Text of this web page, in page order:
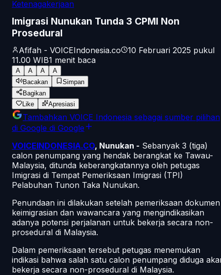
Ketenagakerjaan
Imigrasi Nunukan Tunda 3 CPMI Non
Prosedural
Afifah - VOICEIndonesia.co
10 Februari 2025 pukul
11.00 WIB1 menit baca
A A A
A
Bacakan
Simpan
Bagikan
Like
Apresiasi
Tambahkan VOICE Indonesia sebagai sumber pilihan
di Google di Google
VOICEINDONESIA.CO, Nunukan - Sebanyak 3 (tiga)
calon penumpang yang hendak berangkat ke Tawau-
Malaysia, ditunda keberangkatannya oleh petugas
Imigrasi di Tempat Pemeriksaan Imigrasi (TPI)
Pelabuhan Tunon Taka Nunukan.
Penundaan ini dilakukan setelah pemeriksaan dokumen
keimigrasian dan wawancara yang mengindikasikan
adanya potensi perjalanan untuk bekerja secara non-
prosedural di Malaysia.
Dalam pemeriksaan tersebut petugas menemukan
indikasi bahwa salah satu calon penumpang diduga
bekerja secara non-prosedural di Malaysia.